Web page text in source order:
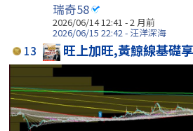
瑞奇58
2026/06/14 12:41 - 2 月前
2026/06/15 22:42 - 汪洋深海
13 旺上加旺,黃鯨線基礎